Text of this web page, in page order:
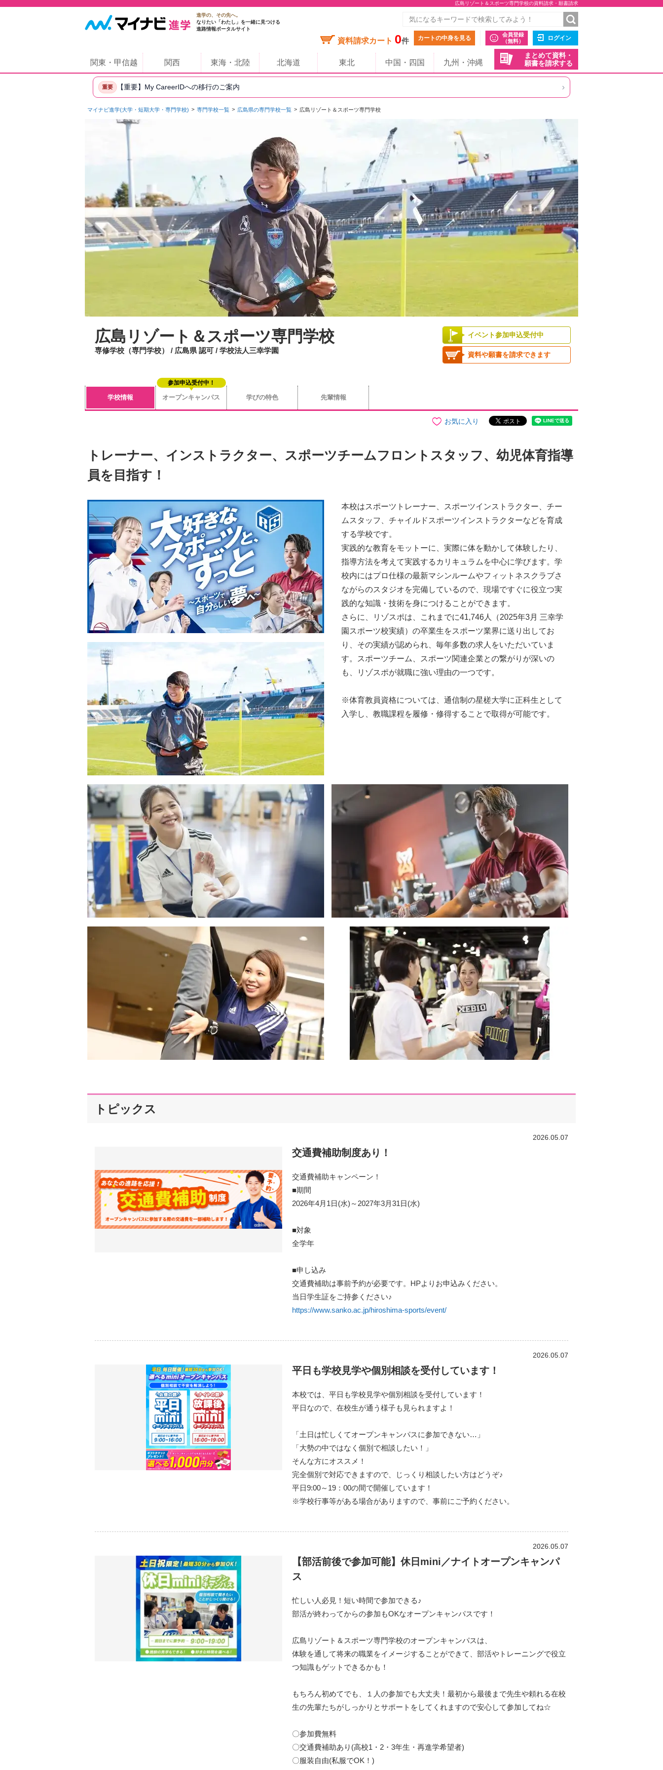
広島リゾート＆スポーツ専門学校の資料請求・願書請求
進学の、その先へ。
なりたい「わたし」を一緒に見つける
進路情報ポータルサイト
資料請求カート 0件 カートの中身を見る
会員登録
（無料）
ログイン
まとめて資料・
願書を請求する
関東・甲信越 関西 東海・北陸 北海道 東北 中国・四国 九州・沖縄
重要 【重要】My CareerIDへの移行のご案内 ›
マイナビ進学(大学・短期大学・専門学校) 専門学校一覧 広島県の専門学校一覧 広島リゾート＆スポーツ専門学校
広島リゾート＆スポーツ専門学校
専修学校（専門学校） / 広島県 認可 / 学校法人三幸学園
イベント参加申込受付中
資料や願書を請求できます
学校情報 オープンキャンパス
参加申込受付中！
学びの特色 先輩情報
お気に入り
トレーナー、インストラクター、スポーツチームフロントスタッフ、幼児体育指導
員を目指す！
本校はスポーツトレーナー、スポーツインストラクター、チー
ムスタッフ、チャイルドスポーツインストラクターなどを育成
する学校です。
実践的な教育をモットーに、実際に体を動かして体験したり、
指導方法を考えて実践するカリキュラムを中心に学びます。学
校内にはプロ仕様の最新マシンルームやフィットネスクラブさ
ながらのスタジオを完備しているので、現場ですぐに役立つ実
践的な知識・技術を身につけることができます。
さらに、リゾスポは、これまでに41,746人（2025年3月 三幸学
園スポーツ校実績）の卒業生をスポーツ業界に送り出してお
り、その実績が認められ、毎年多数の求人をいただいていま
す。スポーツチーム、スポーツ関連企業との繋がりが深いの
も、リゾスポが就職に強い理由の一つです。
※体育教員資格については、通信制の星槎大学に正科生として
入学し、教職課程を履修・修得することで取得が可能です。
トピックス
2026.05.07
交通費補助制度あり！
交通費補助キャンペーン！
■期間
2026年4月1日(水)～2027年3月31日(水)
■対象
全学年
■申し込み
交通費補助は事前予約が必要です。HPよりお申込みください。
当日学生証をご持参ください♪
https://www.sanko.ac.jp/hiroshima-sports/event/
2026.05.07
平日も学校見学や個別相談を受付しています！
本校では、平日も学校見学や個別相談を受付しています！
平日なので、在校生が通う様子も見られますよ！
「土日は忙しくてオープンキャンパスに参加できない…」
「大勢の中ではなく個別で相談したい！」
そんな方にオススメ！
完全個別で対応できますので、じっくり相談したい方はどうぞ♪
平日9:00～19：00の間で開催しています！
※学校行事等がある場合がありますので、事前にご予約ください。
2026.05.07
【部活前後で参加可能】休日mini／ナイトオープンキャンパ
ス
忙しい人必見！短い時間で参加できる♪
部活が終わってからの参加もOKなオープンキャンパスです！
広島リゾート＆スポーツ専門学校のオープンキャンパスは、
体験を通して将来の職業をイメージすることができて、部活やトレーニングで役立
つ知識もゲットできるかも！
もちろん初めてでも、１人の参加でも大丈夫！最初から最後まで先生や頼れる在校
生の先輩たちがしっかりとサポートをしてくれますので安心して参加してね☆
〇参加費無料
〇交通費補助あり(高校1・2・3年生・再進学希望者)
〇服装自由(私服でOK！)